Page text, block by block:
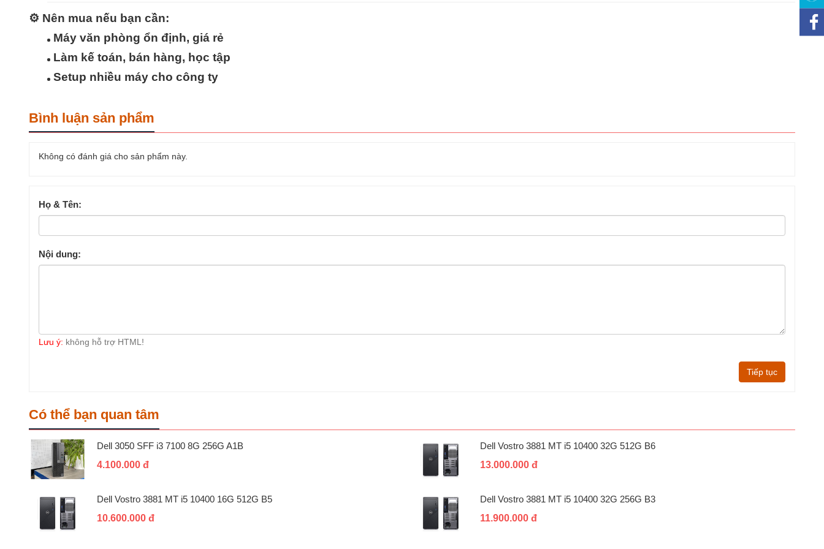
⚙️ Nên mua nếu bạn cần:
Máy văn phòng ổn định, giá rẻ
Làm kế toán, bán hàng, học tập
Setup nhiều máy cho công ty
Bình luận sản phẩm
Không có đánh giá cho sản phẩm này.
Họ & Tên:
Nội dung:
Lưu ý: không hỗ trợ HTML!
Tiếp tục
Có thể bạn quan tâm
Dell 3050 SFF i3 7100 8G 256G A1B
4.100.000 đ
Dell Vostro 3881 MT i5 10400 32G 512G B6
13.000.000 đ
Dell Vostro 3881 MT i5 10400 16G 512G B5
10.600.000 đ
Dell Vostro 3881 MT i5 10400 32G 256G B3
11.900.000 đ